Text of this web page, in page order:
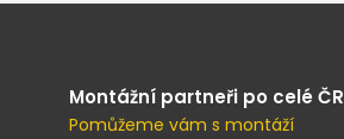
Montážní partneři po celé ČR
Pomůžeme vám s montáží